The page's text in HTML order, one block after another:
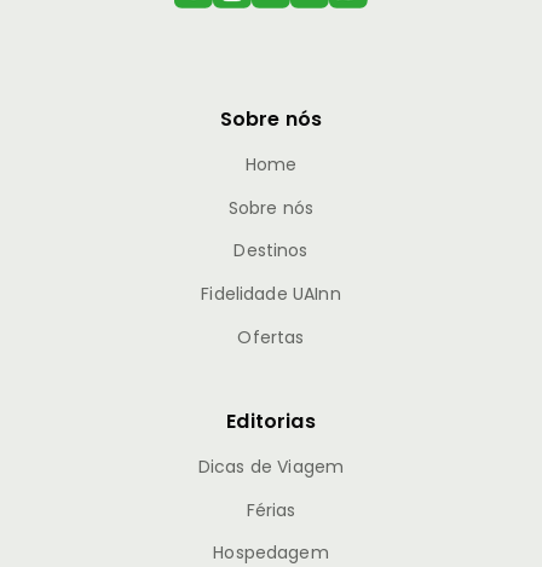
Sobre nós
Home
Sobre nós
Destinos
Fidelidade UAInn
Ofertas
Editorias
Dicas de Viagem
Férias
Hospedagem